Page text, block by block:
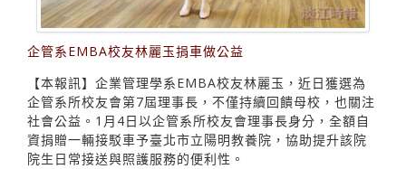
企管系EMBA校友林麗玉捐車做公益
【本報訊】企業管理學系EMBA校友林麗玉，近日獲選為
企管系所校友會第7屆理事長，不僅持續回饋母校，也關注
社會公益。1月4日以企管系所校友會理事長身分，全額自
資捐贈一輛接駁車予臺北市立陽明教養院，協助提升該院
院生日常接送與照護服務的便利性。